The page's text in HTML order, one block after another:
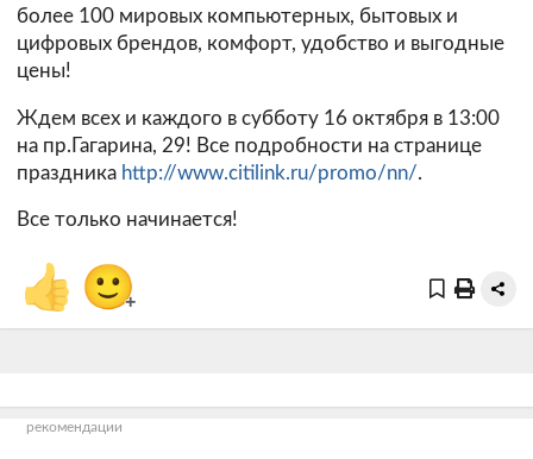
более 100 мировых компьютерных, бытовых и
цифровых брендов, комфорт, удобство и выгодные
цены!
Ждем всех и каждого в субботу 16 октября в 13:00
на пр.Гагарина, 29! Все подробности на странице
праздника http://www.citilink.ru/promo/nn/.
Все только начинается!
👍 🙂+
рекомендации